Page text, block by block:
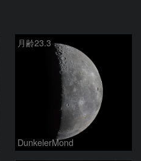
月齢23.3
DunkelerMond